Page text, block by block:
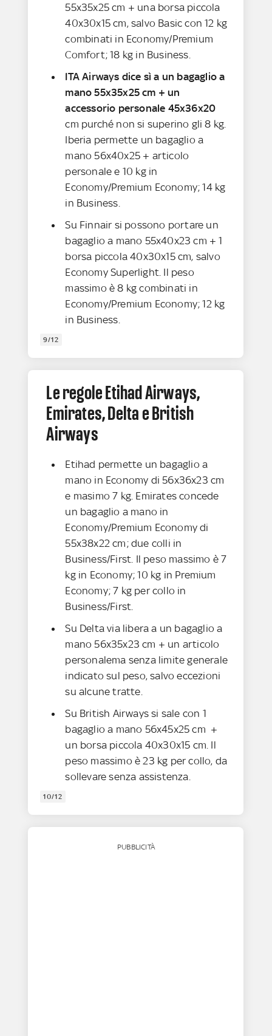
55x35x25 cm + una borsa piccola
40x30x15 cm, salvo Basic con 12 kg
combinati in Economy/Premium
Comfort; 18 kg in Business.
ITA Airways dice sì a un bagaglio a
mano 55x35x25 cm + un
accessorio personale 45x36x20
cm purché non si superino gli 8 kg.
Iberia permette un bagaglio a
mano 56x40x25 + articolo
personale e 10 kg in
Economy/Premium Economy; 14 kg
in Business.
Su Finnair si possono portare un
bagaglio a mano 55x40x23 cm + 1
borsa piccola 40x30x15 cm, salvo
Economy Superlight. Il peso
massimo è 8 kg combinati in
Economy/Premium Economy; 12 kg
in Business.
9/12
Le regole Etihad Airways,
Emirates, Delta e British
Airways
Etihad permette un bagaglio a
mano in Economy di 56x36x23 cm
e masimo 7 kg. Emirates concede
un bagaglio a mano in
Economy/Premium Economy di
55x38x22 cm; due colli in
Business/First. Il peso massimo è 7
kg in Economy; 10 kg in Premium
Economy; 7 kg per collo in
Business/First.
Su Delta via libera a un bagaglio a
mano 56x35x23 cm + un articolo
personalema senza limite generale
indicato sul peso, salvo eccezioni
su alcune tratte.
Su British Airways si sale con 1
bagaglio a mano 56x45x25 cm +
un borsa piccola 40x30x15 cm. Il
peso massimo è 23 kg per collo, da
sollevare senza assistenza.
10/12
PUBBLICITÀ